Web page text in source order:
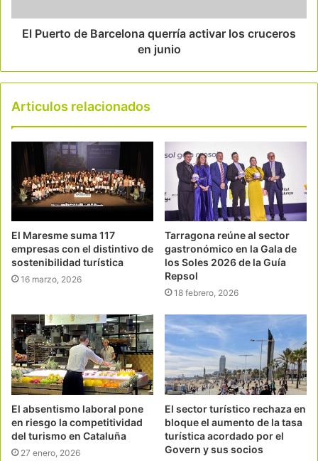
El Puerto de Barcelona querría activar los cruceros
en junio
Articulos relacionados
El Maresme suma 117
empresas con el distintivo de
sostenibilidad turística
16 marzo, 2026
Tarragona reúne al sector
gastronómico en la Gala de
los Soles 2026 de la Guía
Repsol
18 febrero, 2026
El absentismo laboral pone
en riesgo la competitividad
del turismo en Cataluña
27 enero, 2026
El sector turístico rechaza en
bloque el aumento de la tasa
turística acordado por el
Govern y sus socios